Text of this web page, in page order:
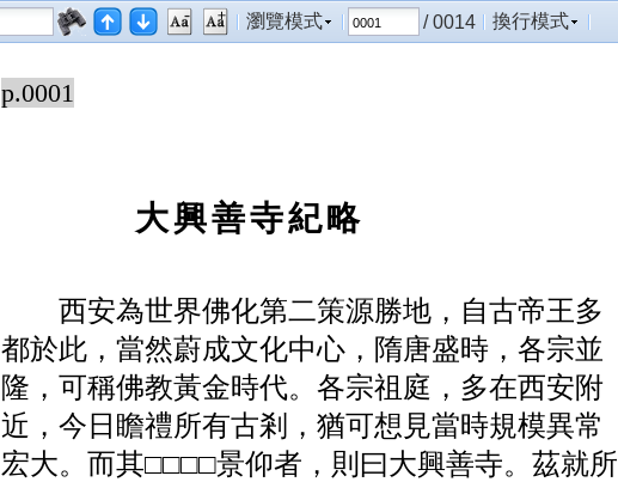
瀏覽模式 / 0014 換行模式
p.0001
大興善寺紀略
西安為世界佛化第二策源勝地，自古帝王多
都於此，當然蔚成文化中心，隋唐盛時，各宗並
隆，可稱佛教黃金時代。各宗祖庭，多在西安附
近，今日瞻禮所有古剎，猶可想見當時規模異常
宏大。而其□□□□景仰者，則曰大興善寺。茲就所